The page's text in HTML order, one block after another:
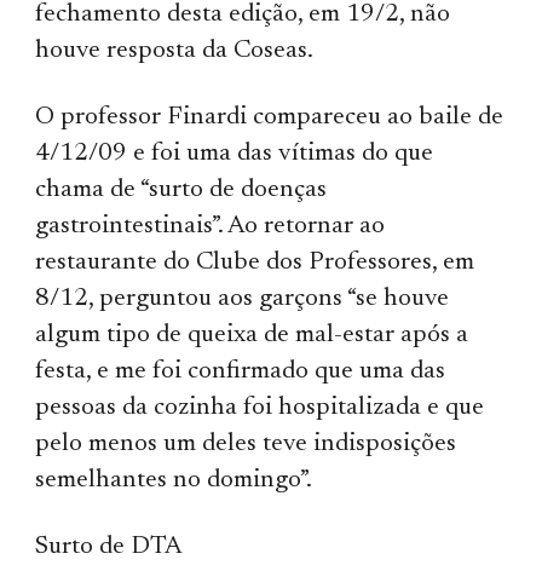
fechamento desta edição, em 19/2, não
houve resposta da Coseas.
O professor Finardi compareceu ao baile de
4/12/09 e foi uma das vítimas do que
chama de “surto de doenças
gastrointestinais”. Ao retornar ao
restaurante do Clube dos Professores, em
8/12, perguntou aos garçons “se houve
algum tipo de queixa de mal-estar após a
festa, e me foi confirmado que uma das
pessoas da cozinha foi hospitalizada e que
pelo menos um deles teve indisposições
semelhantes no domingo”.
Surto de DTA